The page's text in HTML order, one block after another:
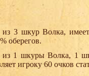
3 шкур Волка,
оберегов.
из 1 шкуры Волка, 1
игроку 60 очков